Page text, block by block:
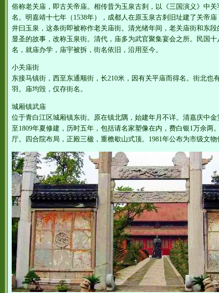
俗称老关庙，即古关帝庙。相传昔为玉泉古刹，以《三国演义》中
名。明嘉靖十七年（1538年），成都人在原玉泉古刹旧址建了关帝
井曰玉泉，这条街即被称作老关庙街。清光绪年间，老关庙街和东
显圣的故事，改称玉泉街。清代，庙多为武官聚集宴会之所。民国
名，就庙办学，庙宇被拆，街名依旧，沿用至今。
小关庙街
东接马镇街，西至东通顺街，长210米，因有关平庙而得名。街北也
羽。庙均毁，仅存街名。
城厢镇武庙
位于青白江区城厢镇东街。原在镇北隅，始建年月不详。清嘉庆中
至1809年夏修建，历时五年，包括请名家塑像在内，费白银1万余两
厅。四合院布局，正殿三楹，重檐歇山式顶。1981年公布为市级文